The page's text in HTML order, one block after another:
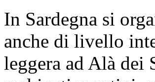
In Sardegna si
anche di livello
leggera ad Alà dei